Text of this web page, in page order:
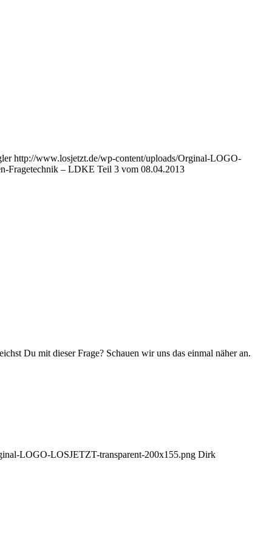
http://www.losjetzt.de/wp-content/uploads/Orginal-LOGO-
Fragetechnik – LDKE Teil 3 vom 08.04.2013
Du mit dieser Frage? Schauen wir uns das einmal näher an.
LOGO-LOSJETZT-transparent-200x155.png Dirk